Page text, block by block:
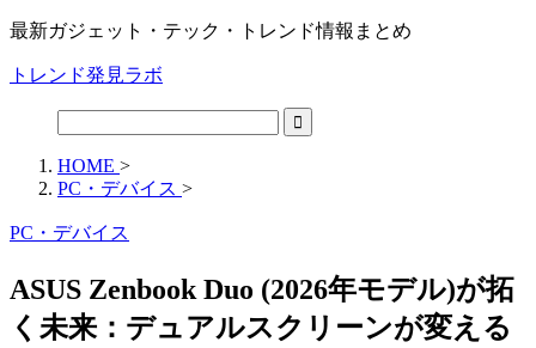
最新ガジェット・テック・トレンド情報まとめ
トレンド発見ラボ
HOME >
PC・デバイス >
PC・デバイス
ASUS Zenbook Duo (2026年モデル)が拓
く未来：デュアルスクリーンが変える